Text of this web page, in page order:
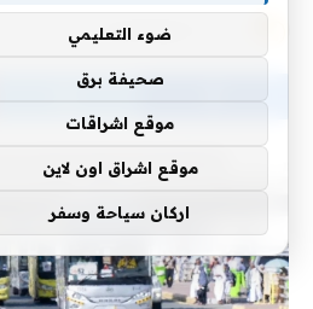
فريق التحرير 4 يونيو، 2025
ضوء التعليمي
صحيفة برق
موقع اشراقات
موقع اشراق اون لاين
اركان سياحة وسفر